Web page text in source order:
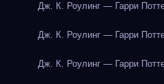
Дж. К. Роулинг — Гарри
Дж. К. Роулинг — Гарри
Дж. К. Роулинг — Гарри